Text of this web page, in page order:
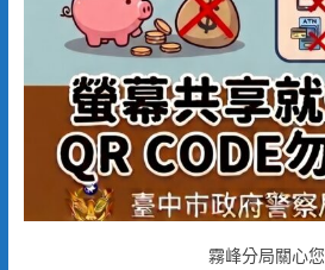
霧峰分局關心您